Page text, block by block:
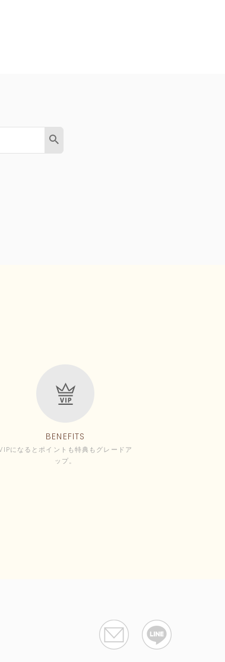
BENEFITS
になるとポイントも特典もグレードア
ップ。